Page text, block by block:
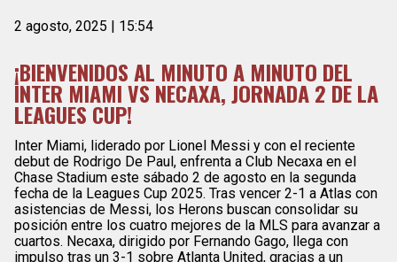
2 agosto, 2025 | 15:54
¡BIENVENIDOS AL MINUTO A MINUTO DEL
INTER MIAMI VS NECAXA, JORNADA 2 DE LA
LEAGUES CUP!
Inter Miami, liderado por Lionel Messi y con el reciente
debut de Rodrigo De Paul, enfrenta a Club Necaxa en el
Chase Stadium este sábado 2 de agosto en la segunda
fecha de la Leagues Cup 2025. Tras vencer 2-1 a Atlas con
asistencias de Messi, los Herons buscan consolidar su
posición entre los cuatro mejores de la MLS para avanzar a
cuartos. Necaxa, dirigido por Fernando Gago, llega con
impulso tras un 3-1 sobre Atlanta United, gracias a un